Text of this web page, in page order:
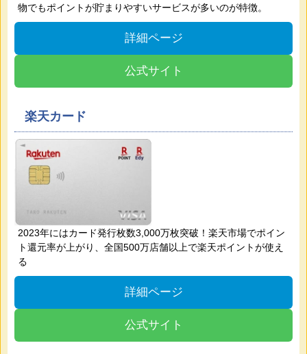
物でもポイントが貯まりやすいサービスが多いのが特徴。
詳細ページ
公式サイト
楽天カード
2023年にはカード発行枚数3,000万枚突破！楽天市場でポイン
ト還元率が上がり、全国500万店舗以上で楽天ポイントが使え
る
詳細ページ
公式サイト